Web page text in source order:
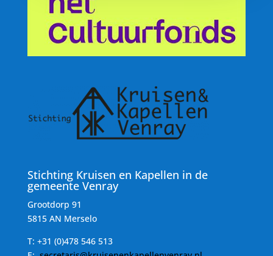
Stichting Kruisen en Kapellen in de
gemeente Venray
Grootdorp 91
5815 AN Merselo
T: +31 (0)478 546 513